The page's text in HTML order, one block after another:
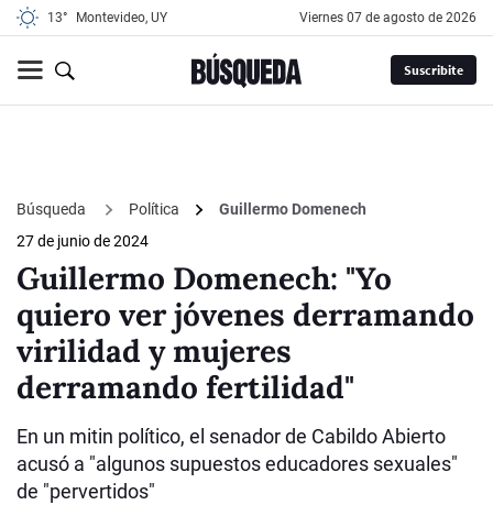
13° Montevideo, UY viernes 07 de agosto de 2026
Suscribite
Búsqueda Política
Guillermo Domenech
27 de junio de 2024
Guillermo Domenech: "Yo
quiero ver jóvenes derramando
virilidad y mujeres
derramando fertilidad"
En un mitin político, el senador de Cabildo Abierto
acusó a "algunos supuestos educadores sexuales"
de "pervertidos"